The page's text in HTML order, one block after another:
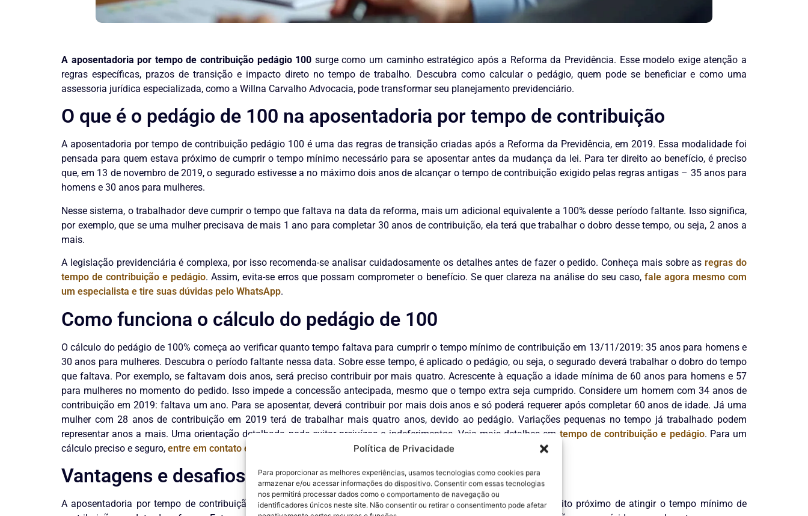
Política de Privacidade
Para proporcionar as melhores experiências, usamos tecnologias como cookies para
armazenar e/ou acessar informações do dispositivo. Consentir com essas tecnologias
nos permitirá processar dados como o comportamento de navegação ou
identificadores únicos neste site. Não consentir ou retirar o consentimento pode afetar
A aposentadoria por tempo de contribuição pedágio 100 surge como um caminho estratégico após a Reforma da Previdência. Esse modelo exige atenção a
regras específicas, prazos de transição e impacto direto no tempo de trabalho. Descubra como calcular o pedágio, quem pode se beneficiar e como uma
assessoria jurídica especializada, como a Willna Carvalho Advocacia, pode transformar seu planejamento previdenciário.
O que é o pedágio de 100 na aposentadoria por tempo de contribuição
A aposentadoria por tempo de contribuição pedágio 100 é uma das regras de transição criadas após a Reforma da Previdência, em 2019. Essa modalidade foi
pensada para quem estava próximo de cumprir o tempo mínimo necessário para se aposentar antes da mudança da lei. Para ter direito ao benefício, é preciso
que, em 13 de novembro de 2019, o segurado estivesse a no máximo dois anos de alcançar o tempo de contribuição exigido pelas regras antigas – 35 anos para
homens e 30 anos para mulheres.
Nesse sistema, o trabalhador deve cumprir o tempo que faltava na data da reforma, mais um adicional equivalente a 100% desse período faltante. Isso significa,
por exemplo, que se uma mulher precisava de mais 1 ano para completar 30 anos de contribuição, ela terá que trabalhar o dobro desse tempo, ou seja, 2 anos a
mais.
A legislação previdenciária é complexa, por isso recomenda-se analisar cuidadosamente os detalhes antes de fazer o pedido. Conheça mais sobre as regras do
tempo de contribuição e pedágio. Assim, evita-se erros que possam comprometer o benefício. Se quer clareza na análise do seu caso, fale agora mesmo com
um especialista e tire suas dúvidas pelo WhatsApp.
Como funciona o cálculo do pedágio de 100
O cálculo do pedágio de 100% começa ao verificar quanto tempo faltava para cumprir o tempo mínimo de contribuição em 13/11/2019: 35 anos para homens e
30 anos para mulheres. Descubra o período faltante nessa data. Sobre esse tempo, é aplicado o pedágio, ou seja, o segurado deverá trabalhar o dobro do tempo
que faltava. Por exemplo, se faltavam dois anos, será preciso contribuir por mais quatro. Acrescente à equação a idade mínima de 60 anos para homens e 57
para mulheres no momento do pedido. Isso impede a concessão antecipada, mesmo que o tempo extra seja cumprido. Considere um homem com 34 anos de
contribuição em 2019: faltava um ano. Para se aposentar, deverá contribuir por mais dois anos e só poderá requerer após completar 60 anos de idade. Já uma
mulher com 28 anos de contribuição em 2019 terá de trabalhar mais quatro anos, devido ao pedágio. Variações pequenas no tempo já trabalhado podem
representar anos a mais. Uma orientação detalhada pode evitar prejuízos e indeferimentos. Veja mais detalhes em tempo de contribuição e pedágio. Para um
cálculo preciso e seguro, entre em contato e obtenha uma análise individualizada do seu caso
Vantagens e desafios deste tipo de aposentadoria
A aposentadoria por tempo de contribuição pedágio 100 apresenta vantagens evidentes para quem já estava muito próximo de atingir o tempo mínimo de